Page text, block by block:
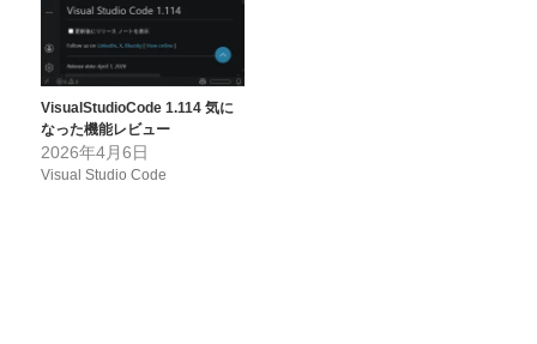
VisualStudioCode 1.114 気に
なった機能レビュー
2026年4月6日
Visual Studio Code